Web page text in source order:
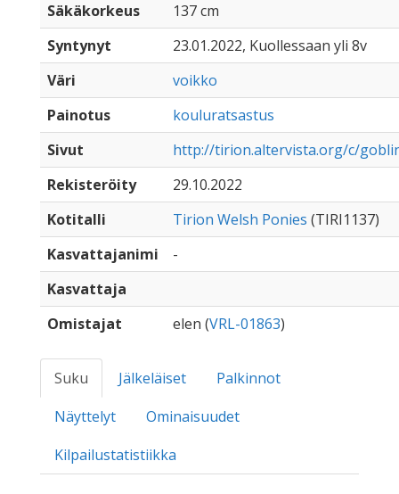
Säkäkorkeus
137 cm
Syntynyt
23.01.2022, Kuollessaan yli 8v
Väri
voikko
Painotus
kouluratsastus
Sivut
http://tirion.altervista.org/c/
Rekisteröity
29.10.2022
Kotitalli
Tirion Welsh Ponies (TIRI1137)
Kasvattajanimi
-
Kasvattaja
Omistajat
elen (VRL-01863)
Suku Jälkeläiset
Palkinnot
Näyttelyt
Ominaisuudet
Kilpailustatistiikka